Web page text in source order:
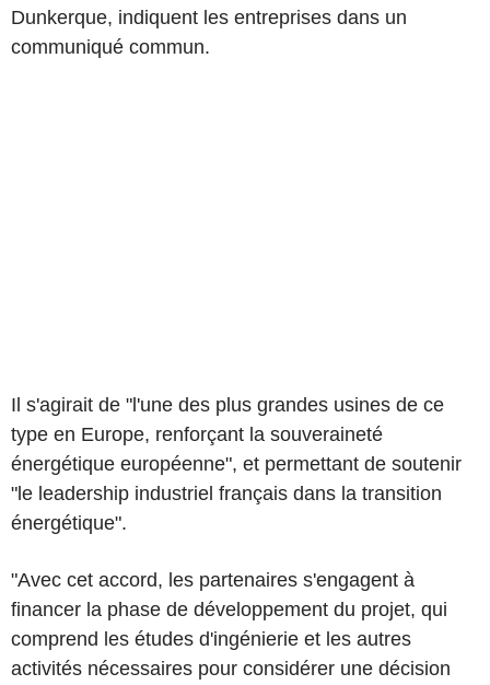
Dunkerque, indiquent les entreprises dans un
communiqué commun.
Il s'agirait de "l'une des plus grandes usines de ce
type en Europe, renforçant la souveraineté
énergétique européenne", et permettant de soutenir
"le leadership industriel français dans la transition
énergétique".
"Avec cet accord, les partenaires s'engagent à
financer la phase de développement du projet, qui
comprend les études d'ingénierie et les autres
activités nécessaires pour considérer une décision